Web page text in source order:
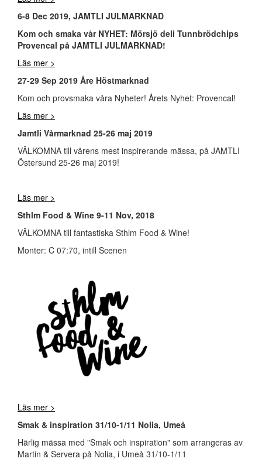
6-8 Dec 2019, JAMTLI JULMARKNAD
Kom och smaka vår NYHET: Mörsjö deli Tunnbrödchips
Provencal på JAMTLI JULMARKNAD!
Läs mer >
27-29 Sep 2019 Åre Höstmarknad
Kom och provsmaka våra Nyheter! Årets Nyhet: Provencal!
Läs mer >
Jamtli Vårmarknad 25-26 maj 2019
VÄLKOMNA till vårens mest inspirerande mässa, på JAMTLI
Östersund 25-26 maj 2019!
Läs mer >
Sthlm Food & Wine 9-11 Nov, 2018
VÄLKOMNA till fantastiska Sthlm Food & Wine!
Monter: C 07:70, intill Scenen
Läs mer >
Smak & inspiration 31/10-1/11 Nolia, Umeå
Härlig mässa med "Smak och inspiration" som arrangeras av
Martin & Servera på Nolia, i Umeå 31/10-1/11